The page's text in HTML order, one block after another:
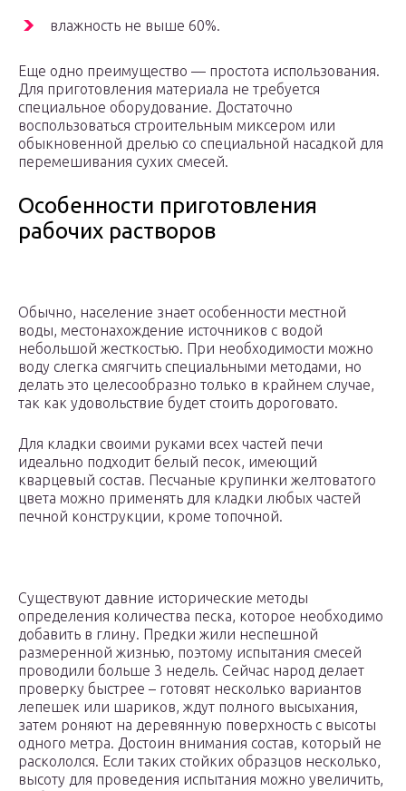
влажность не выше 60%.
Еще одно преимущество — простота использования.
Для приготовления материала не требуется
специальное оборудование. Достаточно
воспользоваться строительным миксером или
обыкновенной дрелью со специальной насадкой для
перемешивания сухих смесей.
Особенности приготовления
рабочих растворов
Обычно, население знает особенности местной
воды, местонахождение источников с водой
небольшой жесткостью. При необходимости можно
воду слегка смягчить специальными методами, но
делать это целесообразно только в крайнем случае,
так как удовольствие будет стоить дороговато.
Для кладки своими руками всех частей печи
идеально подходит белый песок, имеющий
кварцевый состав. Песчаные крупинки желтоватого
цвета можно применять для кладки любых частей
печной конструкции, кроме топочной.
Существуют давние исторические методы
определения количества песка, которое необходимо
добавить в глину. Предки жили неспешной
размеренной жизнью, поэтому испытания смесей
проводили больше 3 недель. Сейчас народ делает
проверку быстрее – готовят несколько вариантов
лепешек или шариков, ждут полного высыхания,
затем роняют на деревянную поверхность с высоты
одного метра. Достоин внимания состав, который не
раскололся. Если таких стойких образцов несколько,
высоту для проведения испытания можно увеличить,